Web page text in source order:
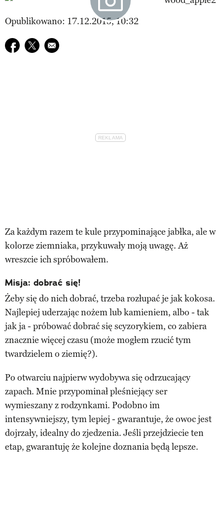
Opublikowano: 17.12.2015, 10:32
Udostępnij na facebook
Udostępnij na twitter
E-mail do przyjaciela
Za każdym razem te kule przypominające jabłka, ale w
kolorze ziemniaka, przykuwały moją uwagę. Aż
wreszcie ich spróbowałem.
Misja: dobrać się!
Żeby się do nich dobrać, trzeba rozłupać je jak kokosa.
Najlepiej uderzając nożem lub kamieniem, albo - tak
jak ja - próbować dobrać się scyzorykiem, co zabiera
znacznie więcej czasu (może mogłem rzucić tym
twardzielem o ziemię?).
Po otwarciu najpierw wydobywa się odrzucający
zapach. Mnie przypominał pleśniejący ser
wymieszany z rodzynkami. Podobno im
intensywniejszy, tym lepiej - gwarantuje, że owoc jest
dojrzały, idealny do zjedzenia. Jeśli przejdziecie ten
etap, gwarantuję że kolejne doznania będą lepsze.